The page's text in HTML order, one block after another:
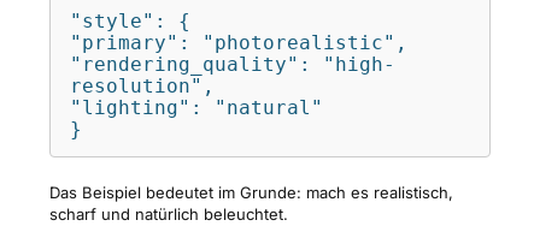
"style": {
"primary": "photorealistic",
"rendering_quality": "high-
resolution",
"lighting": "natural"
}
Das Beispiel bedeutet im Grunde: mach es realistisch,
scharf und natürlich beleuchtet.